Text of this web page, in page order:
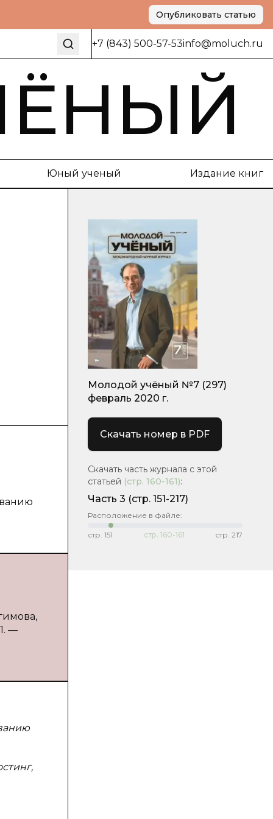
Опубликовать статью
+7 (843) 500-57-53info@moluch.ru
Юный ученый Издание книг
—
Молодой учёный №7 (297)
февраль 2020 г.
Скачать номер в PDF
Скачать часть журнала с этой
статьей (стр. 160-161):
Часть 3 (стр. 151-217)
Расположение в файле:
стр. 151 стр. 160-161 стр. 217